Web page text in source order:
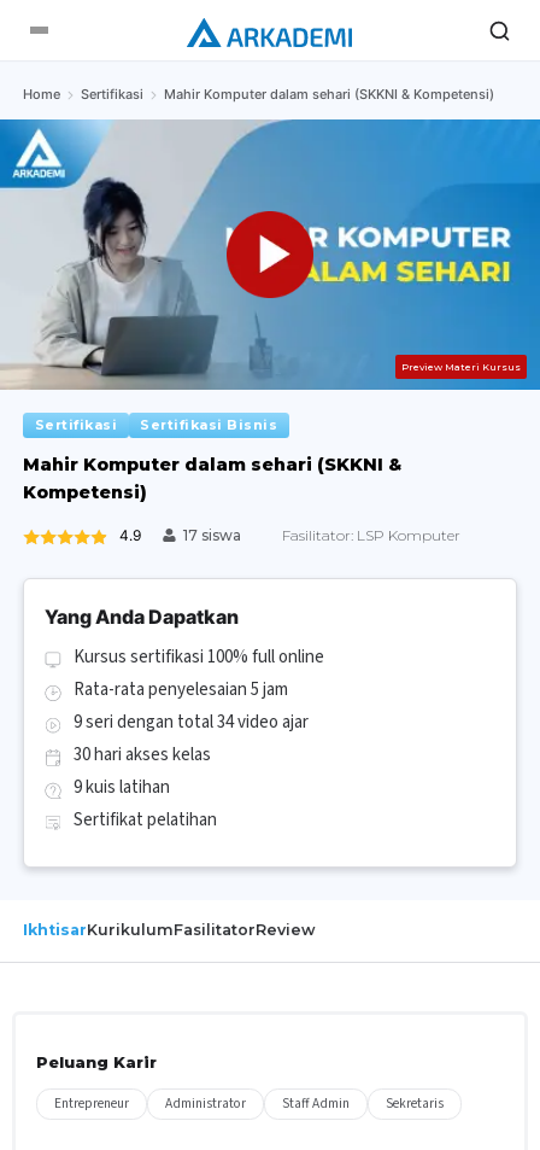
Home Sertifikasi Mahir Komputer dalam sehari (SKKNI & Kompetensi)
Preview Materi Kursus
Sertifikasi Sertifikasi Bisnis
Mahir Komputer dalam sehari (SKKNI &
Kompetensi)
4.9 17 siswa Fasilitator: LSP Komputer
Yang Anda Dapatkan
Kursus sertifikasi 100% full online
Rata-rata penyelesaian 5 jam
9 seri dengan total 34 video ajar
30 hari akses kelas
9 kuis latihan
Sertifikat pelatihan
IkhtisarKurikulumFasilitatorReview
Peluang Karir
Entrepreneur Administrator Staff Admin Sekretaris